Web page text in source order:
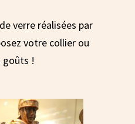
verre réalisées par
votre collier ou
goûts !